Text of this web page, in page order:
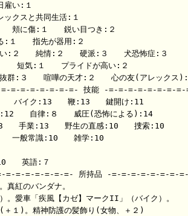
い:１
クスと共同生活:１
頬に傷:１　　鋭い目つき:２
　　指先が器用:２
:２　　純情:２　　硬派:３　　犬恐怖症:３
短気:１　　プライドが高い:２
群:３　　喧嘩の天才:２　　心の友(アレックス
=-=-=-=-=-=-=- 技能 -=-=-=-=-=-=-=-
　バイク:13　　鞭:13　　鍵開け:11
　　自律:８　　威圧(恐怖による):14
手業:13　　野生の直感:10　　捜索:10
　一般常識:10　　雑学:10
　　英語:７
=-=-=-=-=-=-=- 所持品 -=-=-=-=-=-=-=-
真紅のバンダナ。
。愛車「疾風【カゼ】マークII」（バイク）。
)。精神防護の髪飾り(女物、＋２)